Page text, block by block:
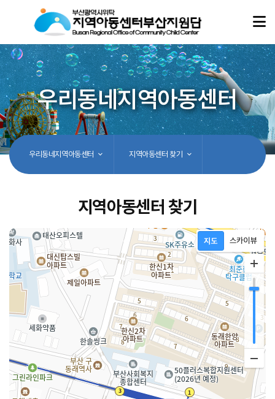
우리동네지역아동센터
우리동네지역아동센터 지역아동센터 찾기
지역아동센터 찾기